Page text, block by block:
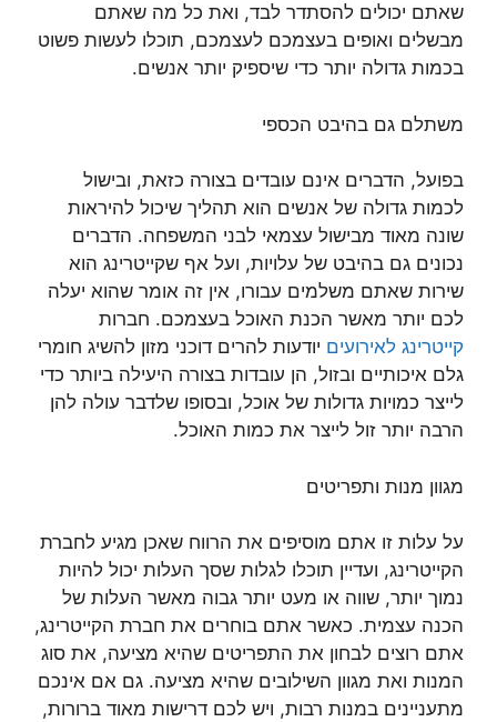
שאתם יכולים להסתדר לבד, ואת כל מה שאתם
מבשלים ואופים בעצמכם לעצמכם, תוכלו לעשות פשוט
בכמות גדולה יותר כדי שיספיק יותר אנשים.
משתלם גם בהיבט הכספי
בפועל, הדברים אינם עובדים בצורה כזאת, ובישול
לכמות גדולה של אנשים הוא תהליך שיכול להיראות
שונה מאוד מבישול עצמאי לבני המשפחה. הדברים
נכונים גם בהיבט של עלויות, ועל אף שקייטרינג הוא
שירות שאתם משלמים עבורו, אין זה אומר שהוא יעלה
לכם יותר מאשר הכנת האוכל בעצמכם. חברות
קייטרינג לאירועים יודעות להרים דוכני מזון להשיג חומרי
גלם איכותיים ובזול, הן עובדות בצורה היעילה ביותר כדי
לייצר כמויות גדולות של אוכל, ובסופו שלדבר עולה להן
הרבה יותר זול לייצר את כמות האוכל.
מגוון מנות ותפריטים
על עלות זו אתם מוסיפים את הרווח שאכן מגיע לחברת
הקייטרינג, ועדיין תוכלו לגלות שסך העלות יכול להיות
נמוך יותר, שווה או מעט יותר גבוה מאשר העלות של
הכנה עצמית. כאשר אתם בוחרים את חברת הקייטרינג,
אתם רוצים לבחון את התפריטים שהיא מציעה, את סוג
המנות ואת מגוון השילובים שהיא מציעה. גם אם אינכם
מתעניינים במנות רבות, ויש לכם דרישות מאוד ברורות,